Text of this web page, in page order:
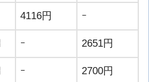
4116円 ｰ
ｰ 2651円
ｰ 2700円